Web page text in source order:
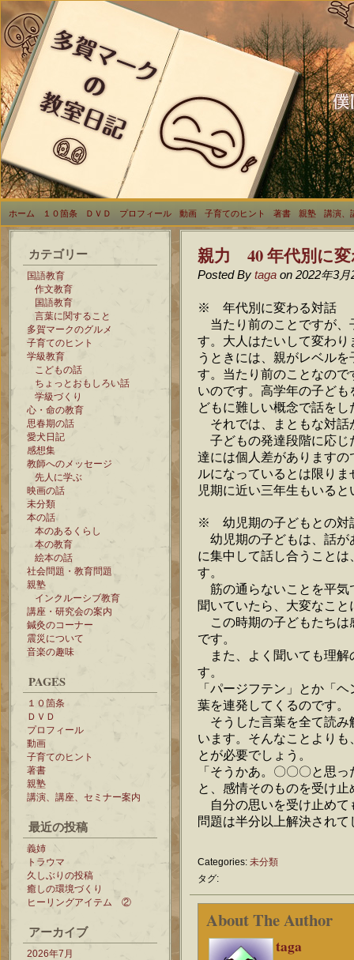
ホーム １０箇条 ＤＶＤ プロフィール 動画 子育てのヒント 著書 親塾 講演、
カテゴリー
国語教育
作文教育
国語教育
言葉に関すること
多賀マークのグルメ
子育てのヒント
学級教育
こどもの話
ちょっとおもしろい話
学級づくり
心・命の教育
思春期の話
愛犬日記
感想集
教師へのメッセージ
先人に学ぶ
映画の話
未分類
本の話
本のあるくらし
本の教育
絵本の話
社会問題・教育問題
親塾
インクルーシブ教育
講座・研究会の案内
鍼灸のコーナー
震災について
音楽の趣味
PAGES
１０箇条
ＤＶＤ
プロフィール
動画
子育てのヒント
著書
親塾
講演、講座、セミナー案内
最近の投稿
義姉
トラウマ
久しぶりの投稿
癒しの環境づくり
ヒーリングアイテム ②
アーカイブ
2026年7月
親力 40 年代別に
Posted By taga on 2022年3月
※ 年代別に変わる対話
当たり前のことですが、
す。大人はたいして変わ
うときには、親がレベル
す。当たり前のことなの
いのです。高学年の子ど
どもに難しい概念で話を
それでは、まともな対話
子どもの発達段階に応じ
達には個人差があります
ルになっているとは限り
児期に近い三年生もいる
※ 幼児期の子どもとの対
幼児期の子どもは、話が
に集中して話し合うこと
す。
筋の通らないことを平気
聞いていたら、大変なこ
この時期の子どもたちは
です。
また、よく聞いても理解
す。
「パージフテン」とか「
葉を連発してくるのです。
そうした言葉を全て読み
います。そんなことより
とが必要でしょう。
「そうかあ。〇〇〇と思
と、感情そのものを受け
自分の思いを受け止めて
問題は半分以上解決されて
Categories: 未分類
タグ:
About The Author
taga